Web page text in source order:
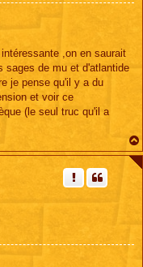
,on en saurait
sages de mu et d'atlantide
je pense qu'il y a du
et voir ce
(le seul truc qu'il a